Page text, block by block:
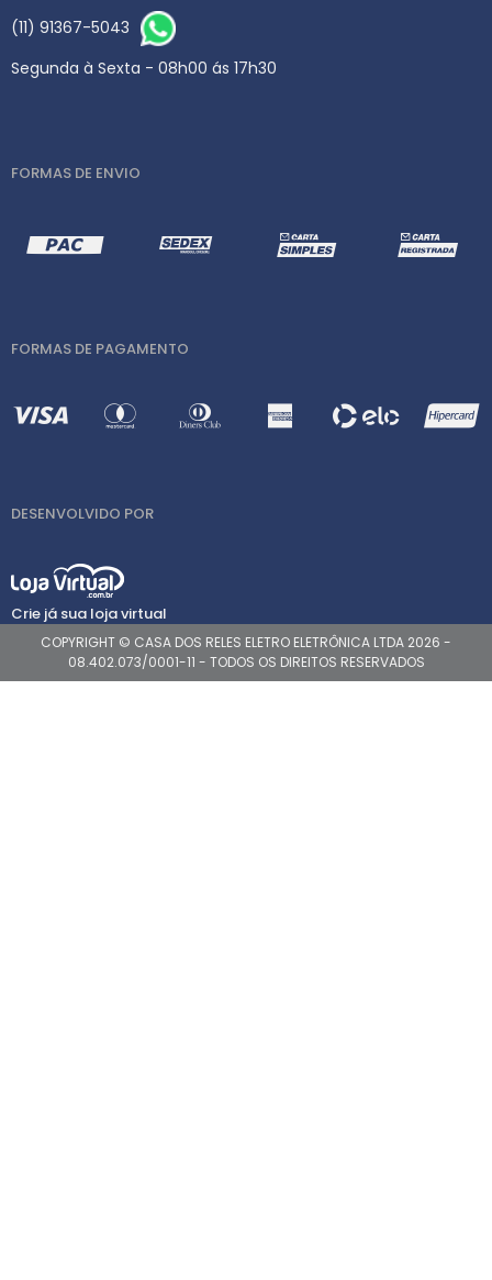
(11) 91367-5043
Segunda à Sexta - 08h00 ás 17h30
FORMAS DE ENVIO
FORMAS DE PAGAMENTO
DESENVOLVIDO POR
Crie já sua loja virtual
COPYRIGHT © CASA DOS RELES ELETRO ELETRÔNICA LTDA 2026 -
08.402.073/0001-11 - TODOS OS DIREITOS RESERVADOS